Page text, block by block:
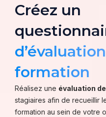
Créez un
formation
Réalisez une évaluation
stagiaires afin de recueillir
formation au sein de votre